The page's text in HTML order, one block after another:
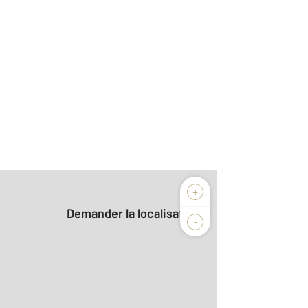
+
-
Demander la localisation